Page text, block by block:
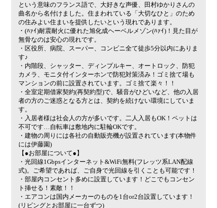
という意味のフランス語で、大好きな声優、田村ゆかりさんの
曲名から名付けました。住まわれている「大切なひと」のため
の住みよい住まいを提供したいという現れであります。
・(ﾊｧｲ)耐震耐火に優れた旭化成ヘーベルメゾン(ﾊｧｲ)！見た目が
無骨なのは安心の現れです。
・区役所、病院、スーパー、コンビニ全て徒歩5分以内にありま
す♪
・内階段、シャッター、ディンプルキー、オートロック、防犯
カメラ、モニタ付インターホンで防犯対策済み！ゴミ捨て場も
マンションの前に設置されています。ゴミ捨て楽々！！
・全室定期借家契約(再契約型)で、騒音がひどいなど、他の入居
者の方のご迷惑となる方とは、契約を続けない環境にしていま
す。
・入居者様は社会人の方が多いです。二人入居もOK！ペットは
不可です…自転車は敷地内に駐輪OKです。
・建物の周りには各社の自動販売機が設置されています(本物件
には伊藤園)
【●お部屋について●】
・光回線1Gbpsインターネット&WiFi無料(フレッツ系LAN配線
式)。ご希望であれば、ご自身で光回線を引くことも可能です！
・部屋内コンセント多めに設置しています！どこでもコンセン
ト挿せる！素敵！！
・エアコンは国内メーカーのものを1台or2台設置しています！
(リビングとお部屋に一台ずつ)